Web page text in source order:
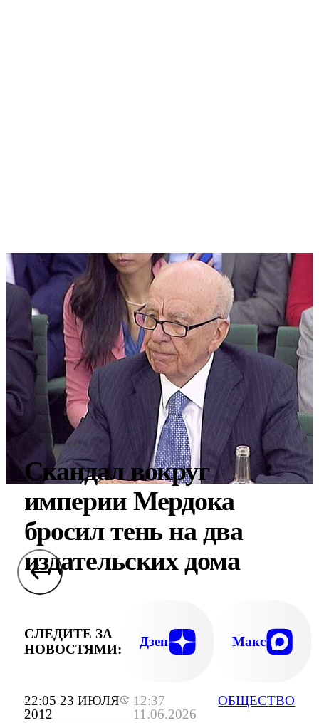
22:05 23 ИЮЛЯ
2012
12:37
11.06.2026
ОБЩЕСТВО
Скандал вокруг
империи Мердока
бросил тень на два
издательских дома
СЛЕДИТЕ ЗА
НОВОСТЯМИ:
Дзен Макс